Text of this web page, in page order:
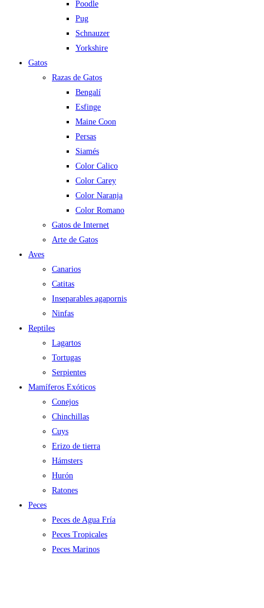
Poodle
Pug
Schnauzer
Yorkshire
Gatos
Razas de Gatos
Bengalí
Esfinge
Maine Coon
Persas
Siamés
Color Calico
Color Carey
Color Naranja
Color Romano
Gatos de Internet
Arte de Gatos
Aves
Canarios
Catitas
Inseparables agapornis
Ninfas
Reptiles
Lagartos
Tortugas
Serpientes
Mamíferos Exóticos
Conejos
Chinchillas
Cuys
Erizo de tierra
Hámsters
Hurón
Ratones
Peces
Peces de Agua Fría
Peces Tropicales
Peces Marinos